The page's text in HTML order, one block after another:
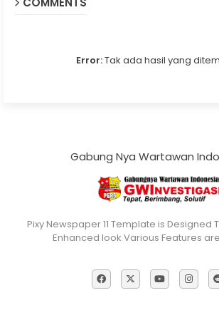
Error:Tak ada hasil yang
Gabung Nya Wartawan
Pixy Newspaper 11 Template is Designed
Enhanced look Various Features